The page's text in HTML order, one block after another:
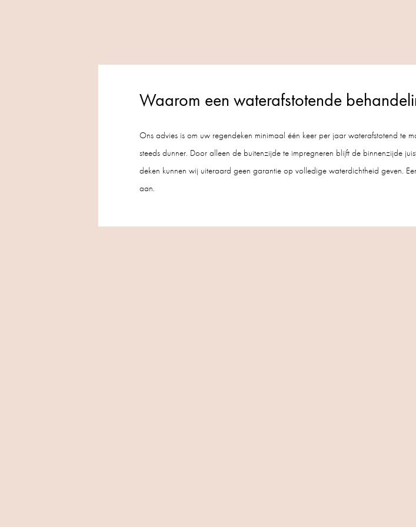
Waarom een waterafstotende
Ons advies is om uw regendeken minimaal één keer per jaar waterafstotend te
steeds dunner. Door alleen de buitenzijde te impregneren blijft de binnenzijde
deken kunnen wij uiteraard geen garantie op volledige waterdichtheid geven.
aan.